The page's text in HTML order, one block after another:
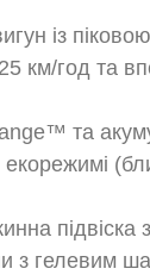
із
км/год та
та
з гелевим